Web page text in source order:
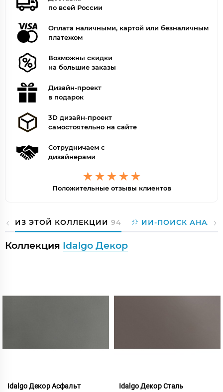
по всей России
Оплата наличными, картой или безналичным
платежом
Возможны скидки
на большие заказы
Дизайн-проект
в подарок
3D дизайн-проект
самостоятельно на сайте
Сотрудничаем с
дизайнерами
Положительные отзывы клиентов
ИЗ ЭТОЙ КОЛЛЕКЦИИ 94 ИИ-ПОИСК
Коллекция Idalgo Декор
Idalgo Декор Асфальт
Idalgo Декор Сталь